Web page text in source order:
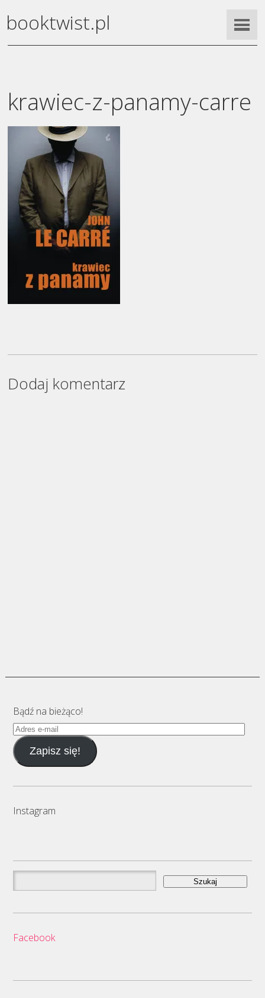
booktwist.pl
krawiec-z-panamy-carre
Dodaj komentarz
Bądź na bieżąco!
Adres
e-
mailZapisz się!
Instagram
Szukaj:
Facebook